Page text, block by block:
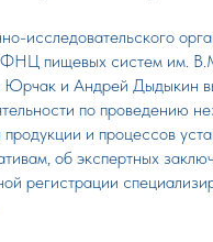
исследовательского
пищевых систем им.
Юрчак и Андрей Дыдыкин
по проведению
и процессов
об экспертных
регистрации